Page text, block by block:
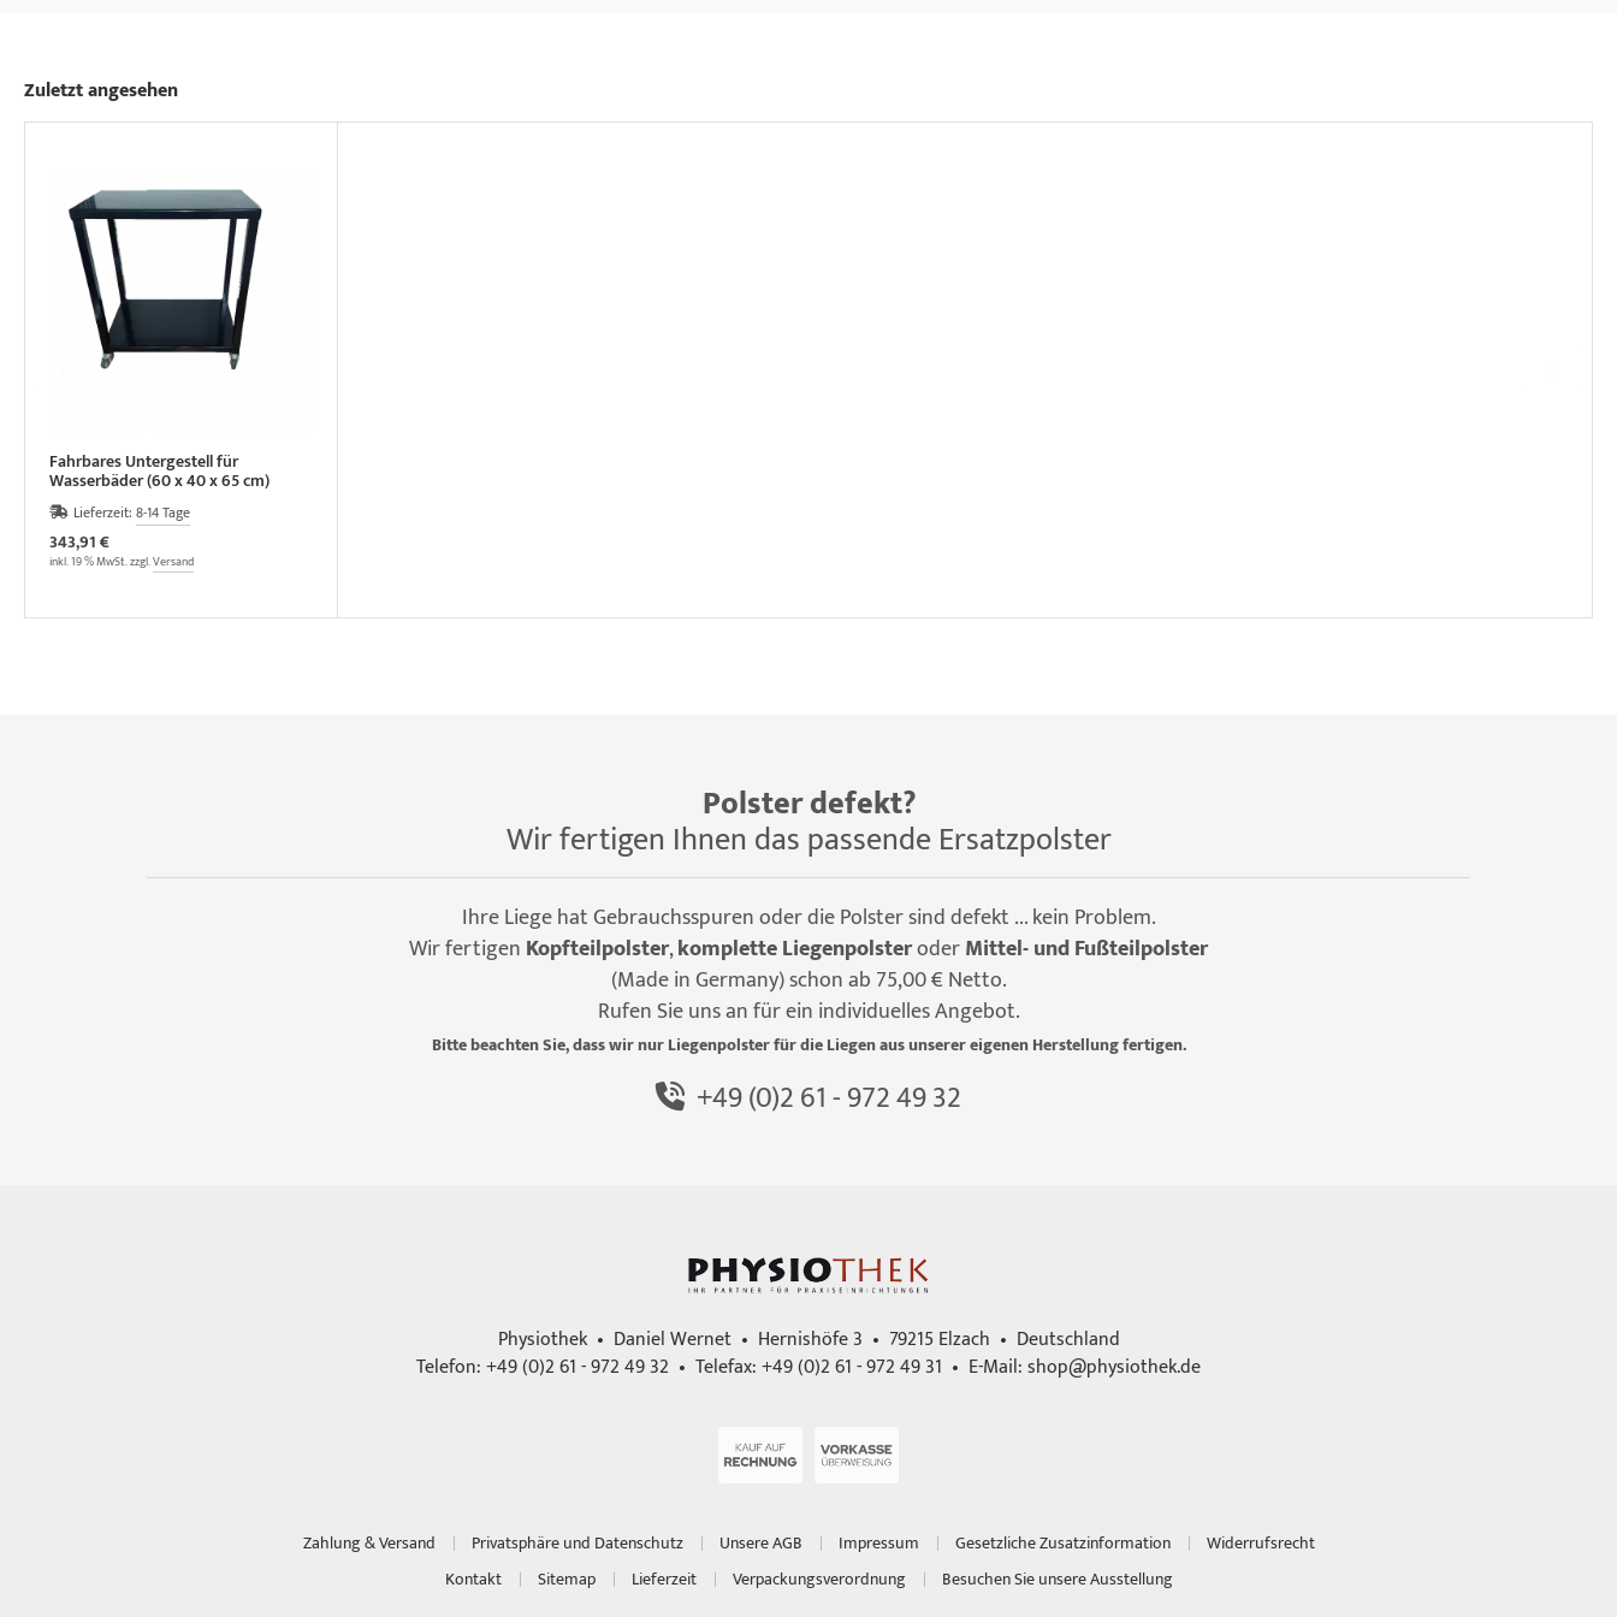
Zuletzt angesehen
Fahrbares Untergestell für
Wasserbäder (60 x 40 x 65 cm)
Lieferzeit: 8-14 Tage
343,91 €
inkl. 19 % MwSt. zzgl.Versand
Polster defekt?
Wir fertigen Ihnen das passende Ersatzpolster
Ihre Liege hat Gebrauchsspuren oder die Polster sind defekt ... kein Problem.
Wir fertigen Kopfteilpolster,komplette LiegenpolsteroderMittel- und Fußteilpolster
(Made in Germany) schon ab 75,00 € Netto.
Rufen Sie uns an für ein individuelles Angebot.
Bitte beachten Sie, dass wir nur Liegenpolster für die Liegen aus unserer eigenen Herstellung fertigen.
+49 (0)2 61 - 972 49 32
Physiothek • Daniel Wernet • Hernishöfe 3 • 79215 Elzach • Deutschland
Telefon: +49 (0)2 61 - 972 49 32 • Telefax: +49 (0)2 61 - 972 49 31 • E-Mail:shop@physiothek.de
Zahlung & Versand Privatsphäre und Datenschutz Unsere AGB Impressum Gesetzliche Zusatzinformation
Widerrufsrecht
Kontakt
Sitemap Lieferzeit Verpackungsverordnung Besuchen Sie unsere Ausstellung